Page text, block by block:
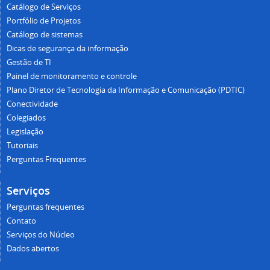
não se responsabiliza por chamados enviados pelos
discentes, de forma equivocada para a Unidade.
A lista abaixo apresenta todos os serviços do catálogo
disponíveis ao discentes. Clique sobre o nome do serviço
desejado para obter mais informações
Hospedagem de páginas web
Catálogo de Serviços
Portfólio de Projetos
Catálogo de sistemas
Dicas de segurança da informação
Gestão de TI
Painel de monitoramento e controle
Plano Diretor de Tecnologia da Informação e Comunicação (PDTIC)
Conectividade
Colegiados
Legislação
Tutoriais
Perguntas Frequentes
Serviços
Perguntas frequentes
Contato
Serviços do Núcleo
Dados abertos